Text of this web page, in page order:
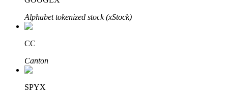
Auto Invest
Grijp langetermijnwinst en flexibele belangen
Alphabet tokenized stock (xStock)
CC
Canton
SPYX